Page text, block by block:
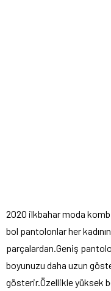
2020 ilkbahar moda
bol pantolonlar her
parçalardan.Geniş
boyunuzu daha uzun
gösterir.Özellikle yüksek